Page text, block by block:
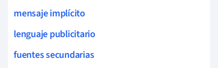
mensaje implícito
lenguaje publicitario
fuentes secundarias